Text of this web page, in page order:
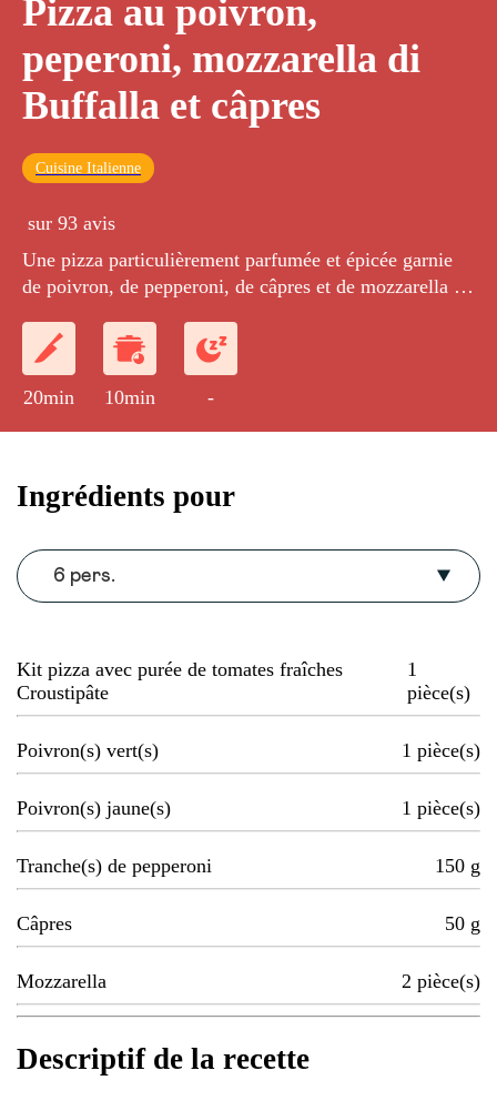
Pizza au poivron,
peperoni, mozzarella di
Buffalla et câpres
Cuisine Italienne
sur 93 avis
Une pizza particulièrement parfumée et épicée garnie
de poivron, de pepperoni, de câpres et de mozzarella di
20min 10min -
Ingrédients pour
6 pers.
Kit pizza avec purée de tomates fraîches
Croustipâte
1
pièce(s)
Poivron(s) vert(s) 1 pièce(s)
Poivron(s) jaune(s) 1 pièce(s)
Tranche(s) de pepperoni 150 g
Câpres 50 g
Mozzarella 2 pièce(s)
Descriptif de la recette